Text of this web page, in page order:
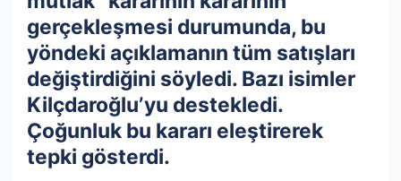
gerçekleşmesi durumunda, bu
yöndeki açıklamanın tüm satışları
değiştirdiğini söyledi. Bazı isimler
Kilçdaroğlu’yu destekledi.
Çoğunluk bu kararı eleştirerek
tepki gösterdi.